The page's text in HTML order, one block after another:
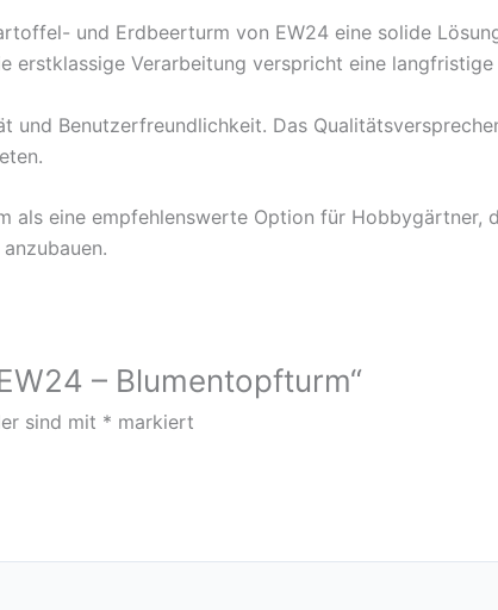
und Erdbeerturm von EW24 eine solide
Verarbeitung verspricht eine
Benutzerfreundlichkeit. Das
eine empfehlenswerte Option für Hobbygärtner,
– Blumentopfturm“
sind mit * markiert